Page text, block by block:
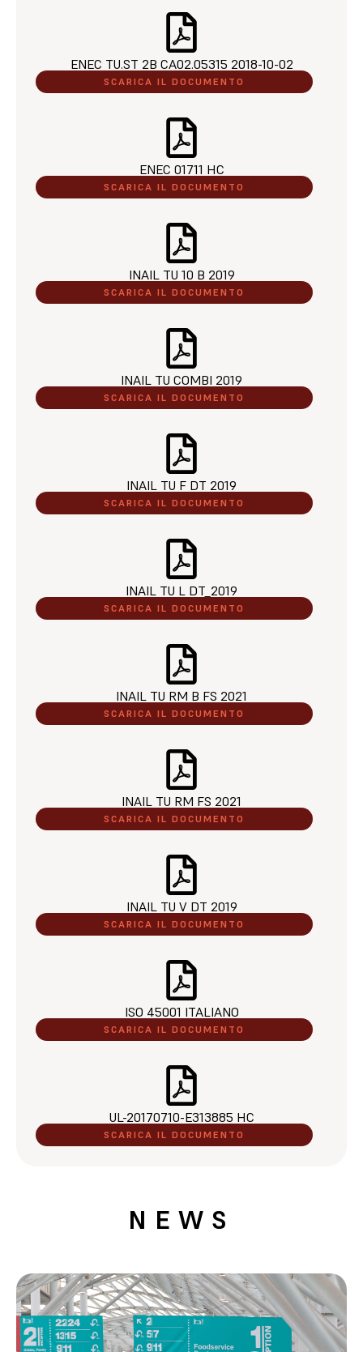
ENEC TU.ST 2B CA02.05315 2018-10-02​
SCARICA IL DOCUMENTO
ENEC 01711 HC​
SCARICA IL DOCUMENTO
INAIL TU 10 B 2019​
SCARICA IL DOCUMENTO
INAIL TU COMBI 2019​
SCARICA IL DOCUMENTO
INAIL TU F DT 2019​
SCARICA IL DOCUMENTO
INAIL TU L DT_2019​
SCARICA IL DOCUMENTO
INAIL TU RM B FS 2021​
SCARICA IL DOCUMENTO
INAIL TU RM FS 2021​
SCARICA IL DOCUMENTO
INAIL TU V DT 2019​
SCARICA IL DOCUMENTO
ISO 45001 ITALIANO​
SCARICA IL DOCUMENTO
UL-20170710-E313885 HC
SCARICA IL DOCUMENTO
NEWS